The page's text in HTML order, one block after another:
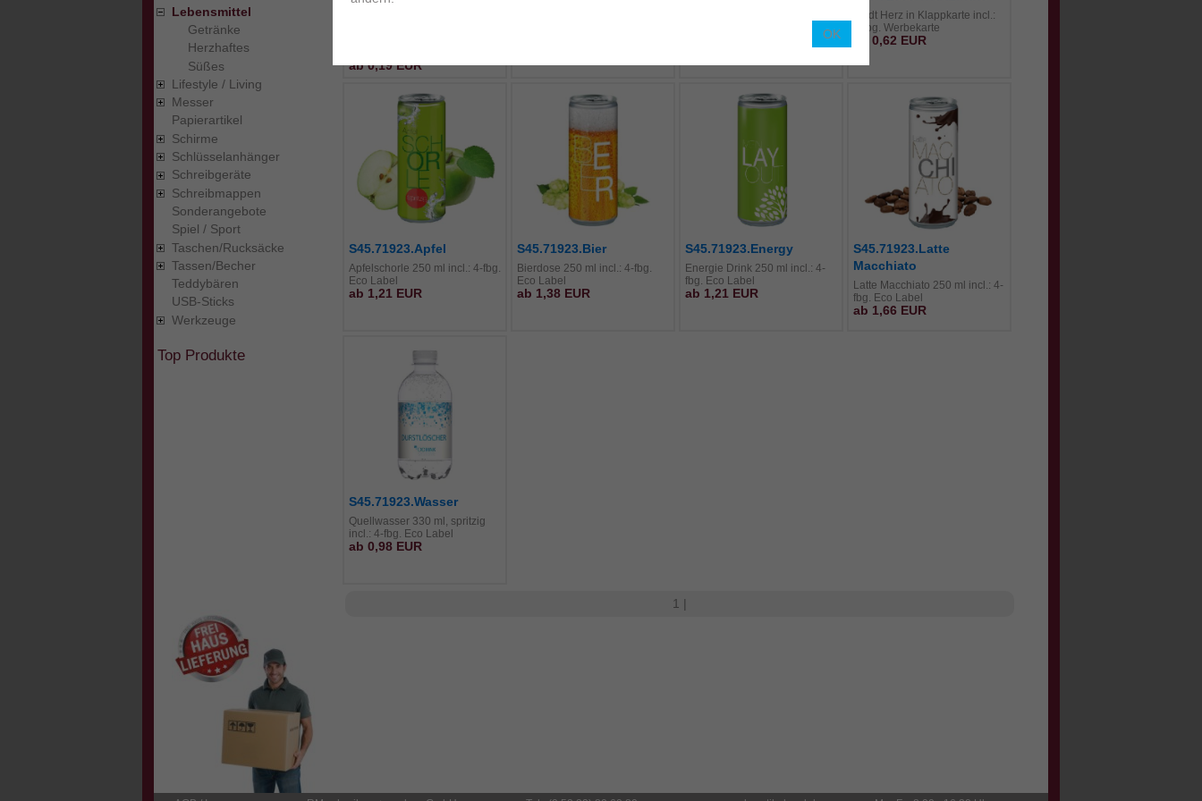
Lebensmittel
Getränke
Herzhaftes
Süßes
Lifestyle / Living
Messer
Papierartikel
Schirme
Schlüsselanhänger
Schreibgeräte
Schreibmappen
Sonderangebote
Spiel / Sport
Taschen/Rucksäcke
Tassen/Becher
Teddybären
USB-Sticks
Werkzeuge
Top Produkte
ab 0,19 EUR
Lindt Herz in Klappkarte incl.:
4-fbg. Werbekarte
ab 0,62 EUR
S45.71923.Apfel
Apfelschorle 250 ml incl.: 4-fbg.
Eco Label
ab 1,21 EUR
S45.71923.Bier
Bierdose 250 ml incl.: 4-fbg.
Eco Label
ab 1,38 EUR
S45.71923.Energy
Energie Drink 250 ml incl.: 4-
fbg. Eco Label
ab 1,21 EUR
S45.71923.Latte
Macchiato
Latte Macchiato 250 ml incl.: 4-
fbg. Eco Label
ab 1,66 EUR
S45.71923.Wasser
Quellwasser 330 ml, spritzig
incl.: 4-fbg. Eco Label
ab 0,98 EUR
1 |